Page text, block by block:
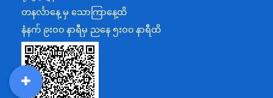
အပြည်ပြည်ဆိုင်ရာပူးပေါင်းဆောင်ရွက်ရေးဝန်ကြီးဌာန
ပြန်ကြားရေးဝန်ကြီးဌာန
သာသနာရေးနှင့် ယဉ်ကျေးမှုဝန်ကြီးဌာန
စိုက်ပျိုးရေး၊မွေးမြူရေးနှင့်ဆည်မြောင်းဝန်ကြီးဌာန
ပို့ဆောင်ရေးနှင့်ဆက်သွယ်ရေးဝန်ကြီးဌာန
တနင်္လာနေ့ မှ သောကြာနေ့ထိ
နံနက် ၉းဝ၀ နာရီမှ ညနေ ၅းဝ၀ နာရီထိ
MOS
DSW
DDM